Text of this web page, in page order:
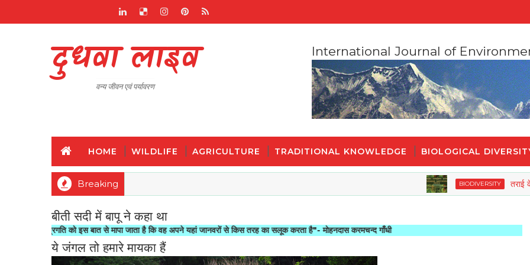
दुधवा लाइव
वन्य जीवन एवं पर्यावरण
International Journal of
HOME WILDLIFE AGRICULTURE TRADITIONAL KNOWLEDGE BIOLOGICAL
Breaking BIODIVERSITY तराई के जंगलों
बीती सदी में बापू ने कहा था
को इस बात से मापा जाता है कि वह अपने यहां जानवरों से किस तरह का सलूक करता है"- मोहनदास करमचन्द गाँधी
ये जंगल तो हमारे मायका हैं